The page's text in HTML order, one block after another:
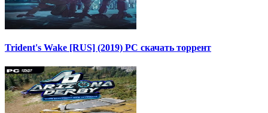
Trident's Wake [RUS] (2019) PC скачать торрент